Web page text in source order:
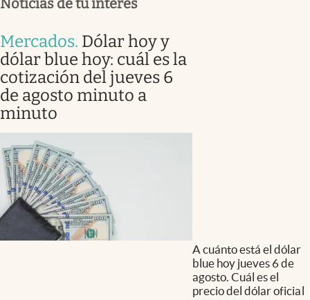
Mercados. Dólar hoy y
dólar blue hoy: cuál es la
cotización del jueves 6
de agosto minuto a
minuto
A cuánto está el dólar
blue hoy jueves 6 de
agosto. Cuál es el
precio del dólar oficial